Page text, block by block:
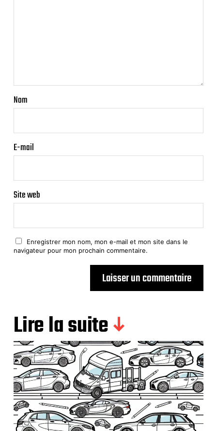
Nom
E-mail
Site web
Enregistrer mon nom, mon e-mail et mon site dans le
navigateur pour mon prochain commentaire.
Lire la suite